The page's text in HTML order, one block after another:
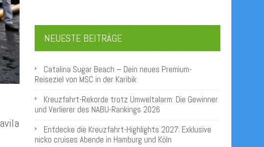
NEUESTE BEITRÄGE
Catalina Sugar Beach – Dein neues Premium-
Reiseziel von MSC in der Karibik
Kreuzfahrt-Rekorde trotz Umweltalarm: Die Gewinner
und Verlierer des NABU-Rankings 2026
Entdecke die Kreuzfahrt-Highlights 2027: Exklusive
nicko cruises Abende in Hamburg und Köln